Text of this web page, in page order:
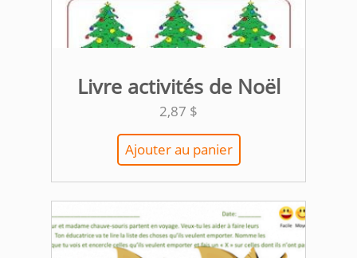
Livre activités de Noël
2,87 $
Ajouter au panier